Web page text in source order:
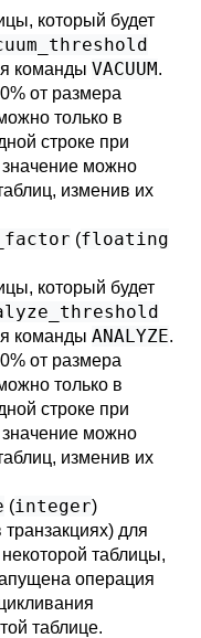
который будет
команды VACUUM.
от размера
только в
строке при
можно
изменив их
(floating
который будет
команды ANALYZE.
от размера
только в
строке при
можно
изменив их
(integer)
для
некоторой таблицы,
операция
таблице.